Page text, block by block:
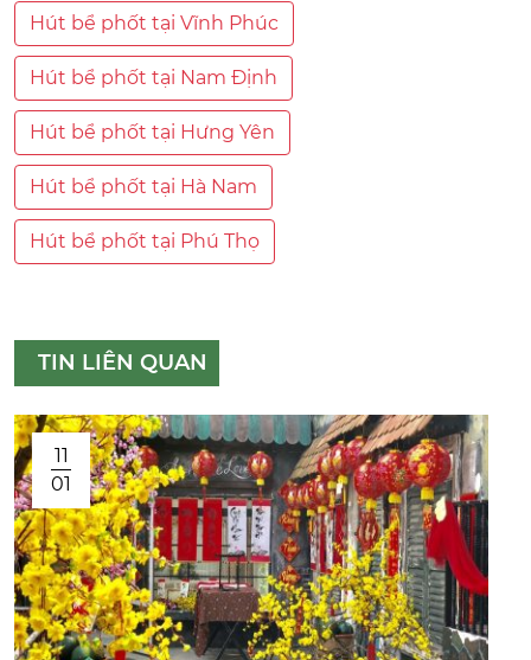
Hút bể phốt tại Vĩnh Phúc
Hút bể phốt tại Nam Định
Hút bể phốt tại Hưng Yên
Hút bể phốt tại Hà Nam
Hút bể phốt tại Phú Thọ
TIN LIÊN QUAN
11
01